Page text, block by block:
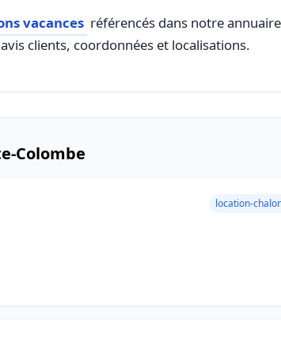
vacances référencés dans notre
clients, coordonnées et localisations.
Colombe
location-